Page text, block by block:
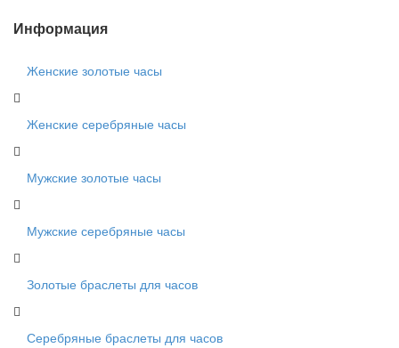
Информация
Женские золотые часы
Женские серебряные часы
Мужские золотые часы
Мужские серебряные часы
Золотые браслеты для часов
Серебряные браслеты для часов